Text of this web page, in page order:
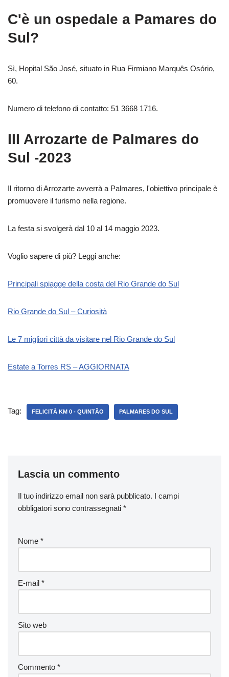
C'è un ospedale a Pamares do
Sul?
Sì, Hopital São José, situato in Rua Firmiano Marquês Osório,
60.
Numero di telefono di contatto: 51 3668 1716.
III Arrozarte de Palmares do
Sul -2023
Il ritorno di Arrozarte avverrà a Palmares, l'obiettivo principale è
promuovere il turismo nella regione.
La festa si svolgerà dal 10 al 14 maggio 2023.
Voglio sapere di più? Leggi anche:
Principali spiagge della costa del Rio Grande do Sul
Rio Grande do Sul – Curiosità
Le 7 migliori città da visitare nel Rio Grande do Sul
Estate a Torres RS – AGGIORNATA
Tag: FELICITÀ KM 0 - QUINTÃO PALMARES DO SUL
Lascia un commento
Il tuo indirizzo email non sarà pubblicato. I campi
obbligatori sono contrassegnati *
Nome *
E-mail *
Sito web
Commento *